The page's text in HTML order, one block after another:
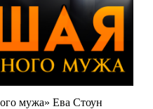
мужа» Ева Стоун